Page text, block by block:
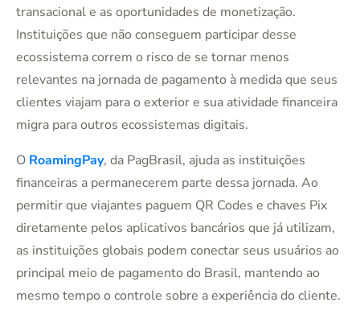
transacional e as oportunidades de monetização.
Instituições que não conseguem participar desse
ecossistema correm o risco de se tornar menos
relevantes na jornada de pagamento à medida que seus
clientes viajam para o exterior e sua atividade financeira
migra para outros ecossistemas digitais.
O RoamingPay, da PagBrasil, ajuda as instituições
financeiras a permanecerem parte dessa jornada. Ao
permitir que viajantes paguem QR Codes e chaves Pix
diretamente pelos aplicativos bancários que já utilizam,
as instituições globais podem conectar seus usuários ao
principal meio de pagamento do Brasil, mantendo ao
mesmo tempo o controle sobre a experiência do cliente.